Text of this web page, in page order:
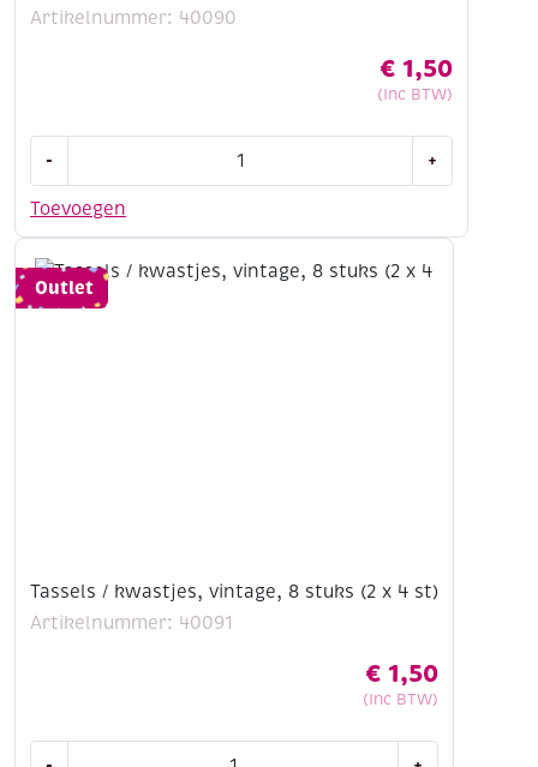
Artikelnummer: 40090
€ 1,50
(Inc BTW)
Toevoegen
-
kwastjes,
8
stuks
(2
+
Outlet
Tassels / kwastjes, vintage, 8 stuks (2 x 4 st)
Artikelnummer: 40091
€ 1,50
(Inc BTW)